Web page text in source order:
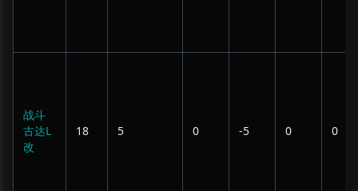
战斗
古达L
改
18 5 0 -5 0 0